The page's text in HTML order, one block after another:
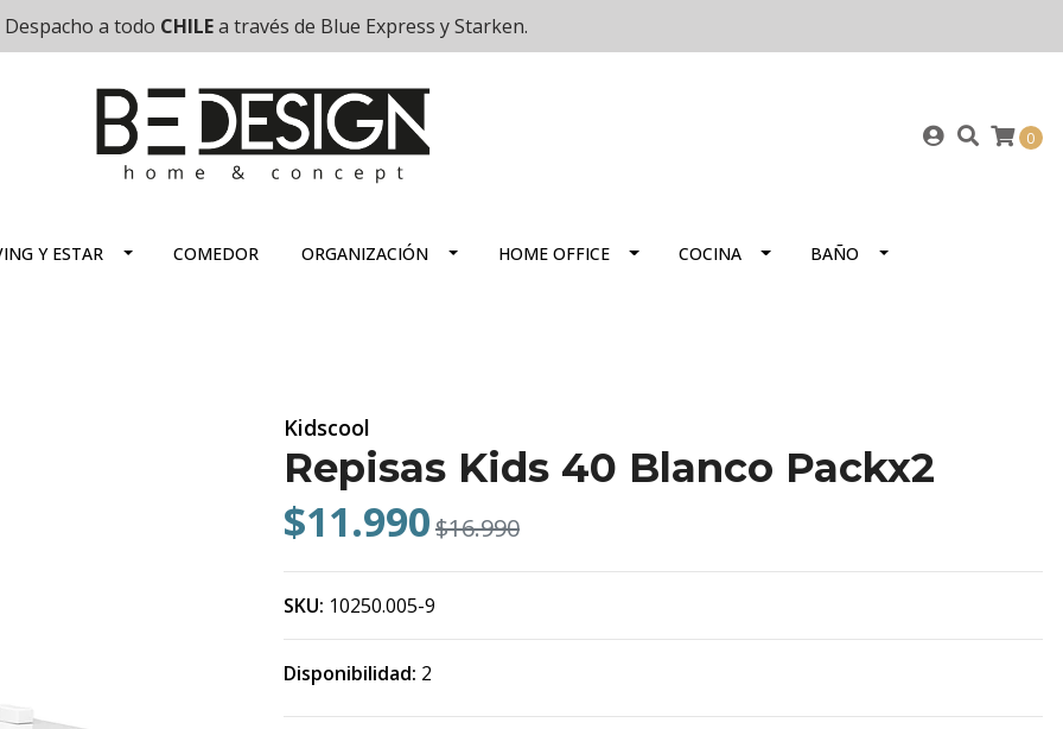
Despacho a todo CHILEa través de Blue Express y Starken.
0
Y ESTAR COMEDOR ORGANIZACIÓN HOME OFFICE COCINA BAÑO
Kidscool
Repisas Kids 40 Blanco Packx2
$11.990$16.990
SKU: 10250.005-9
Disponibilidad: 2